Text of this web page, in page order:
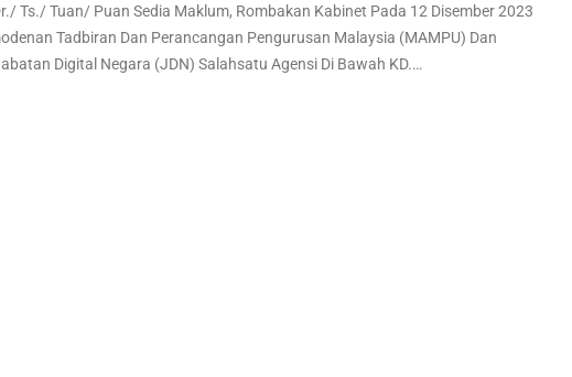
Tuan/ Puan Sedia Maklum, Rombakan Kabinet Pada 12 Disember 2023
Tadbiran Dan Perancangan Pengurusan Malaysia (MAMPU) Dan
Digital Negara (JDN) Salahsatu Agensi Di Bawah KD.…